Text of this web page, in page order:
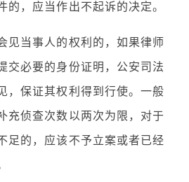
的，应当作出不起诉的决定。
见当事人的权利的，如果律师
交必要的身份证明，公安司法
，保证其权利得到行使。一般
充侦查次数以两次为限，对于
足的，应该不予立案或者已经